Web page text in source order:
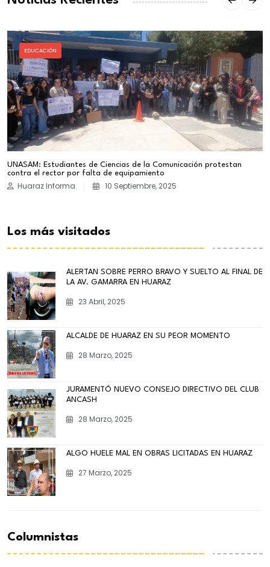
EDUCACIÓN
UNASAM: Estudiantes de Ciencias de la Comunicación protestan
contra el rector por falta de equipamiento
Huaraz Informa 10 Septiembre, 2025
Los más visitados
ALERTAN SOBRE PERRO BRAVO Y SUELTO AL FINAL DE
LA AV. GAMARRA EN HUARAZ
23 Abril, 2025
ALCALDE DE HUARAZ EN SU PEOR MOMENTO
28 Marzo, 2025
JURAMENTÓ NUEVO CONSEJO DIRECTIVO DEL CLUB
ANCASH
28 Marzo, 2025
ALGO HUELE MAL EN OBRAS LICITADAS EN HUARAZ
27 Marzo, 2025
Columnistas